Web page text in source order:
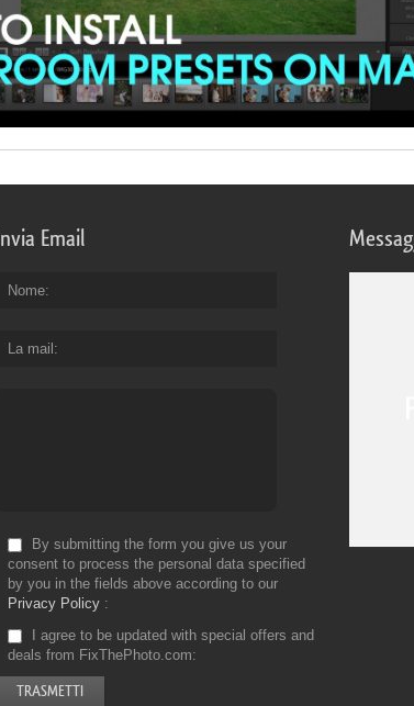
Invia Email
Nome
La mail
By submitting the form you give us your
consent to process the personal data specified
by you in the fields above according to our
Privacy Policy
I agree to be updated with special offers and
deals from FixThePhoto.com